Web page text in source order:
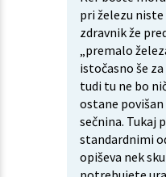
pri železu
zdravnik že
„premalo
istočasno še
tudi tu ne bo
ostane
sečnina. Tukaj
standardnimi
opiševa nek